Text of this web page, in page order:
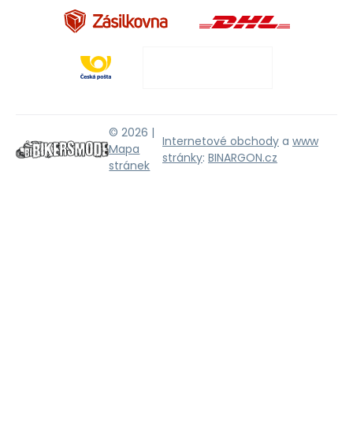
© 2026 |
Mapa
stránek
Internetové obchody a www
stránky: BINARGON.cz